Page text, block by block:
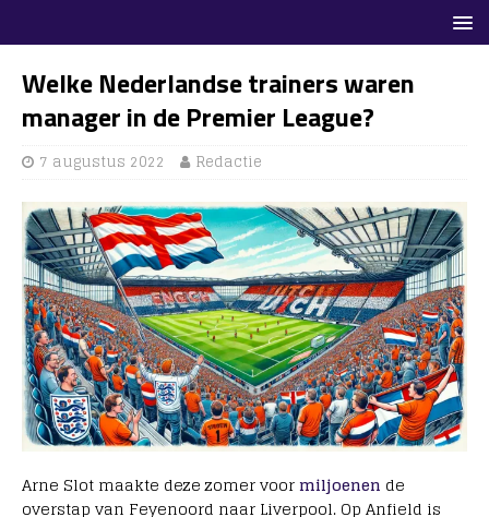
Welke Nederlandse trainers waren
manager in de Premier League?
7 augustus 2022 Redactie
Arne Slot maakte deze zomer voormiljoenen de
overstap van Feyenoord naar Liverpool. Op Anfield is